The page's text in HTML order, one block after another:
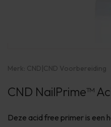
Merk: CND|CND Voorbereiding
CND NailPrime™
Deze acid free primer is een